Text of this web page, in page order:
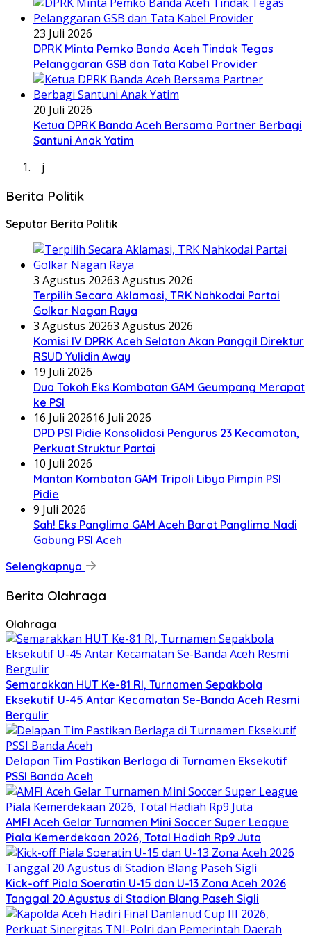
23 Juli 2026
DPRK Minta Pemko Banda Aceh Tindak Tegas
Pelanggaran GSB dan Tata Kabel Provider
20 Juli 2026
Ketua DPRK Banda Aceh Bersama Partner Berbagi
Santuni Anak Yatim
j
Berita Politik
Seputar Berita Politik
3 Agustus 20263 Agustus 2026
Terpilih Secara Aklamasi, TRK Nahkodai Partai
Golkar Nagan Raya
3 Agustus 20263 Agustus 2026
Komisi IV DPRK Aceh Selatan Akan Panggil Direktur
RSUD Yulidin Away
19 Juli 2026
Dua Tokoh Eks Kombatan GAM Geumpang Merapat
ke PSI
16 Juli 202616 Juli 2026
DPD PSI Pidie Konsolidasi Pengurus 23 Kecamatan,
Perkuat Struktur Partai
10 Juli 2026
Mantan Kombatan GAM Tripoli Libya Pimpin PSI
Pidie
9 Juli 2026
Sah! Eks Panglima GAM Aceh Barat Panglima Nadi
Gabung PSI Aceh
Selengkapnya
Berita Olahraga
Olahraga
Semarakkan HUT Ke-81 RI, Turnamen Sepakbola
Eksekutif U-45 Antar Kecamatan Se-Banda Aceh Resmi
Bergulir
Delapan Tim Pastikan Berlaga di Turnamen Eksekutif
PSSI Banda Aceh
AMFI Aceh Gelar Turnamen Mini Soccer Super League
Piala Kemerdekaan 2026, Total Hadiah Rp9 Juta
Kick-off Piala Soeratin U-15 dan U-13 Zona Aceh 2026
Tanggal 20 Agustus di Stadion Blang Paseh Sigli